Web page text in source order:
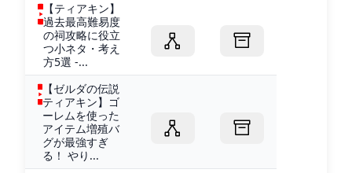
【ティアキン】
過去最高難易度
の祠攻略に役立
つ小ネタ・考え
方5選 -...
【ゼルダの伝説
ティアキン】ゴ
ーレムを使った
アイテム増殖バ
グが最強すぎ
る！ やり...